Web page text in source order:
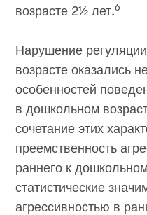
возрасте 2½ лет.6
Нарушение
возрасте оказались
особенностей
в дошкольном
сочетание этих
преемственность
раннего к
статистические
агрессивностью в